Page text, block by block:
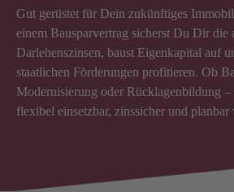
Gut gerüstet für Dein zukünftiges
einem Bausparvertrag sicherst Du Dir die
Darlehenszinsen, baust Eigenkapital auf
staatlichen Förderungen profitieren. Ob
Modernisierung oder Rücklagenbildung –
flexibel einsetzbar, zinssicher und